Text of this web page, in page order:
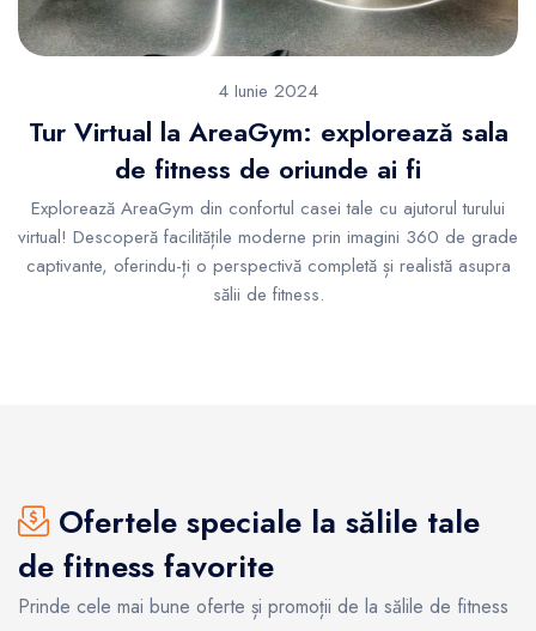
4 Iunie 2024
Tur Virtual la AreaGym: explorează sala
de fitness de oriunde ai fi
Explorează AreaGym din confortul casei tale cu ajutorul turului
virtual! Descoperă facilitățile moderne prin imagini 360 de grade
captivante, oferindu-ți o perspectivă completă și realistă asupra
sălii de fitness.
Ofertele speciale la sălile tale
de fitness favorite
Prinde cele mai bune oferte și promoții de la sălile de fitness